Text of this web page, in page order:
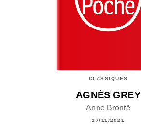
CLASSIQUES
AGNÈS GREY
Anne Brontë
17/11/2021